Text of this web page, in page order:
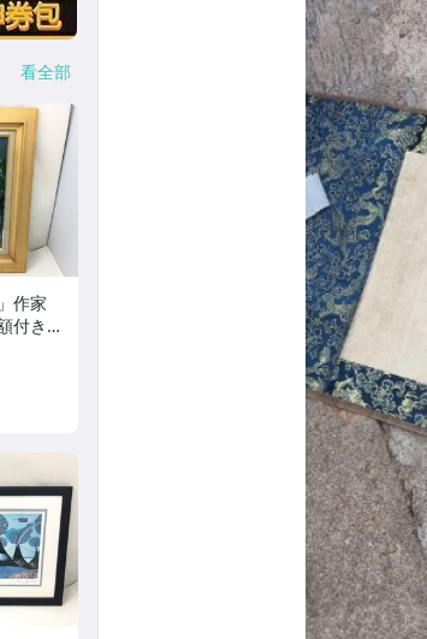
看全部
作家
付き
5.5c